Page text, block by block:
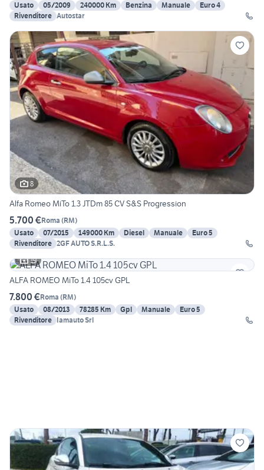
Usato
05/2009 240000 Km Benzina Manuale
Euro 4
Rivenditore Autostar
8
Alfa Romeo MiTo 1.3 JTDm 85 CV S&S Progression
5.700 €Roma (RM)
Usato
07/2015 149000 Km Diesel Manuale
Euro 5
Rivenditore 2GF AUTO S.R.L.S.
19
ALFA ROMEO MiTo 1.4 105cv GPL
7.800 €Roma (RM)
Usato
08/2013 78285 Km Gpl Manuale
Euro 5
Rivenditore Iamauto Srl